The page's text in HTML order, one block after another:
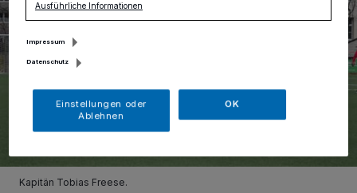
Kapitän Tobias Freese.
Ausführliche Informationen
Impressum
Datenschutz
Einstellungen oder
Ablehnen
OK